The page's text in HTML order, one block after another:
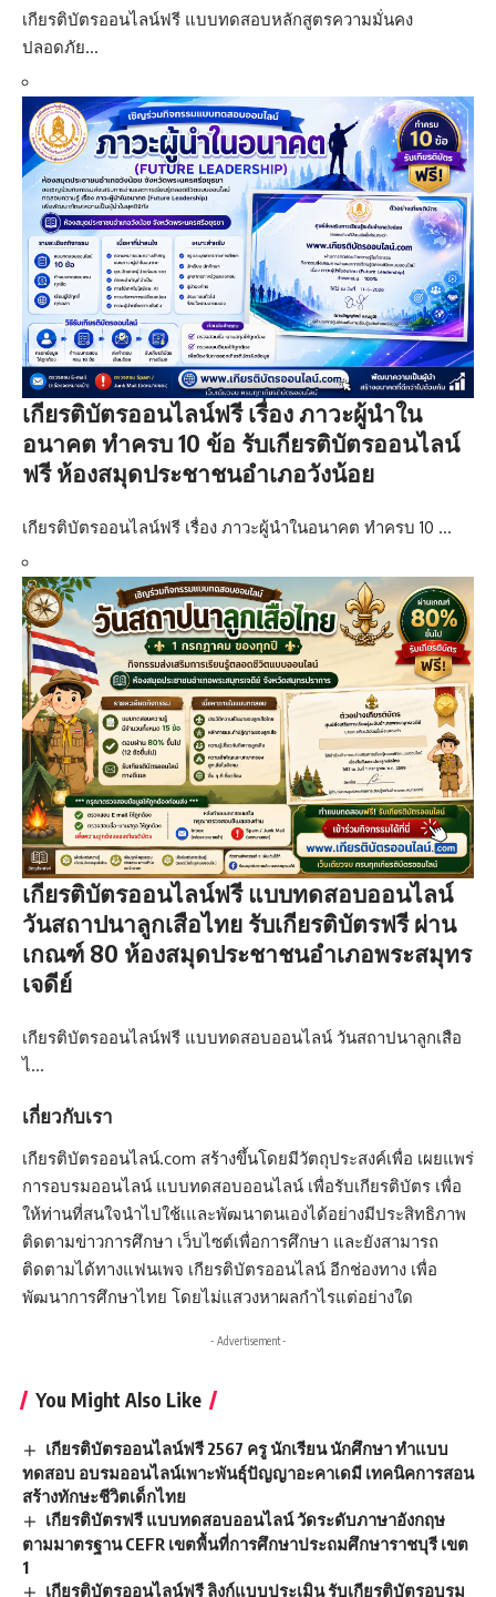
เกียรติบัตรออนไลน์ฟรี แบบทดสอบหลักสูตรความมั่นคง
ปลอดภัย…
เกียรติบัตรออนไลน์ฟรี เรื่อง ภาวะผู้นำใน
อนาคต ทำครบ 10 ข้อ รับเกียรติบัตรออนไลน์
ฟรี ห้องสมุดประชาชนอำเภอวังน้อย
เกียรติบัตรออนไลน์ฟรี เรื่อง ภาวะผู้นำในอนาคต ทำครบ 10 …
เกียรติบัตรออนไลน์ฟรี แบบทดสอบออนไลน์
วันสถาปนาลูกเสือไทย รับเกียรติบัตรฟรี ผ่าน
เกณฑ์ 80 ห้องสมุดประชาชนอำเภอพระสมุทร
เจดีย์
เกียรติบัตรออนไลน์ฟรี แบบทดสอบออนไลน์ วันสถาปนาลูกเสือ
ไ…
เกี่ยวกับเรา
เกียรติบัตรออนไลน์.com สร้างขึ้นโดยมีวัตถุประสงค์เพื่อ เผยแพร่
การอบรมออนไลน์ แบบทดสอบออนไลน์ เพื่อรับเกียรติบัตร เพื่อ
ให้ท่านที่สนใจนำไปใช้เและพัฒนาตนเองได้อย่างมีประสิทธิภาพ
ติดตามข่าวการศึกษา เว็บไซต์เพื่อการศึกษา และยังสามารถ
ติดตามได้ทางแฟนเพจ เกียรติบัตรออนไลน์ อีกช่องทาง เพื่อ
พัฒนาการศึกษาไทย โดยไม่แสวงหาผลกำไรแต่อย่างใด
- Advertisement -
You Might Also Like
เกียรติบัตรออนไลน์ฟรี 2567 ครู นักเรียน นักศึกษา ทำแบบ
ทดสอบ อบรมออนไลน์เพาะพันธุ์ปัญญาอะคาเดมี เทคนิคการสอน
สร้างทักษะชีวิตเด็กไทย
เกียรติบัตรฟรี แบบทดสอบออนไลน์ วัดระดับภาษาอังกฤษ
ตามมาตรฐาน CEFR เขตพื้นที่การศึกษาประถมศึกษาราชบุรี เขต
1
เกียรติบัตรออนไลน์ฟรี ลิงก์แบบประเมิน รับเกียรติบัตรอบรม